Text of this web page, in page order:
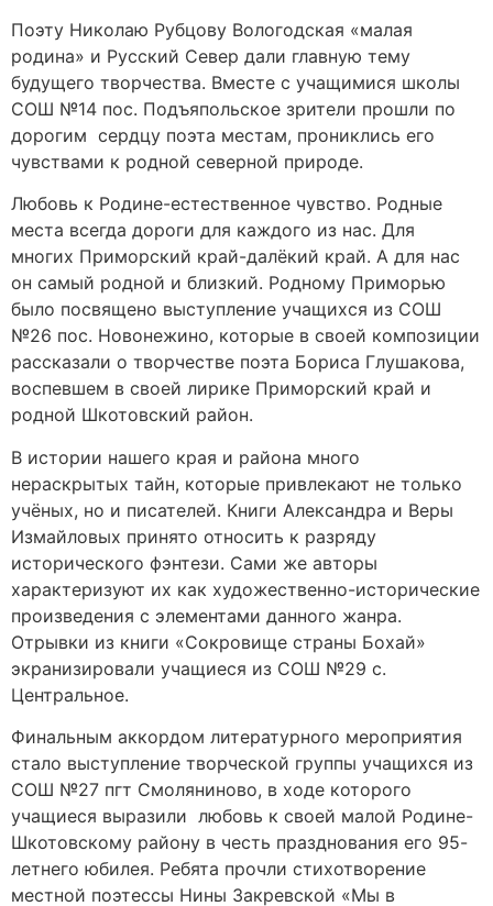
Поэту Николаю Рубцову Вологодская «малая
родина» и Русский Север дали главную тему
будущего творчества. Вместе с учащимися школы
СОШ №14 пос. Подъяпольское зрители прошли по
дорогим сердцу поэта местам, прониклись его
чувствами к родной северной природе.
Любовь к Родине-естественное чувство. Родные
места всегда дороги для каждого из нас. Для
многих Приморский край-далёкий край. А для нас
он самый родной и близкий. Родному Приморью
было посвящено выступление учащихся из СОШ
№26 пос. Новонежино, которые в своей композиции
рассказали о творчестве поэта Бориса Глушакова,
воспевшем в своей лирике Приморский край и
родной Шкотовский район.
В истории нашего края и района много
нераскрытых тайн, которые привлекают не только
учёных, но и писателей. Книги Александра и Веры
Измайловых принято относить к разряду
исторического фэнтези. Сами же авторы
характеризуют их как художественно-исторические
произведения с элементами данного жанра.
Отрывки из книги «Сокровище страны Бохай»
экранизировали учащиеся из СОШ №29 с.
Центральное.
Финальным аккордом литературного мероприятия
стало выступление творческой группы учащихся из
СОШ №27 пгт Смоляниново, в ходе которого
учащиеся выразили любовь к своей малой Родине-
Шкотовскому району в честь празднования его 95-
летнего юбилея. Ребята прочли стихотворение
местной поэтессы Нины Закревской «Мы в